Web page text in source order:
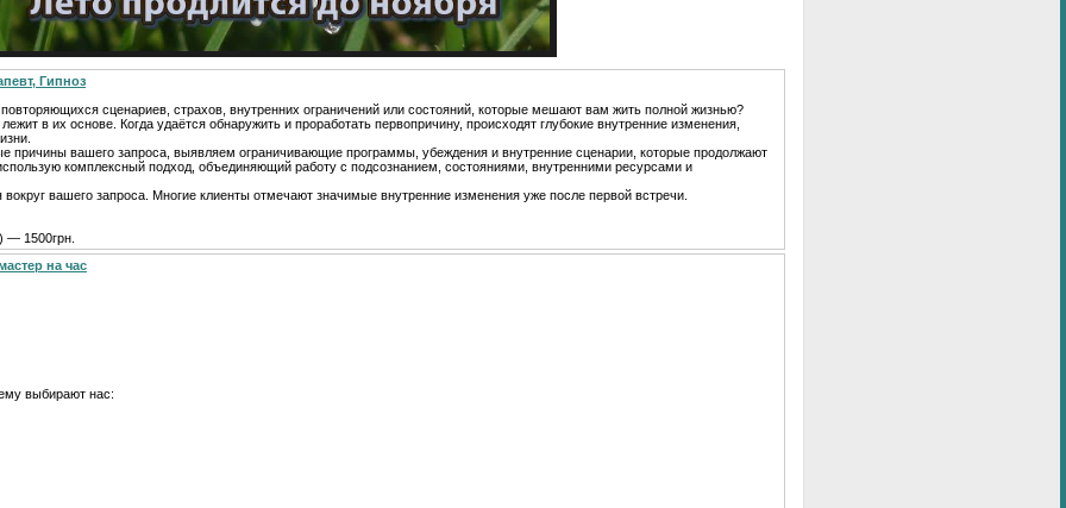
Гипноз
сценариев, страхов, внутренних ограничений или состояний, которые мешают вам жить полной жизнью?
в их основе. Когда удаётся обнаружить и проработать первопричину, происходят глубокие внутренние изменения,
причины вашего запроса, выявляем ограничивающие программы, убеждения и внутренние сценарии, которые продолжают
комплексный подход, объединяющий работу с подсознанием, состояниями, внутренними ресурсами и
вокруг вашего запроса. Многие клиенты отмечают значимые внутренние изменения уже после первой встречи.
— 1500грн.
на час
выбирают нас: